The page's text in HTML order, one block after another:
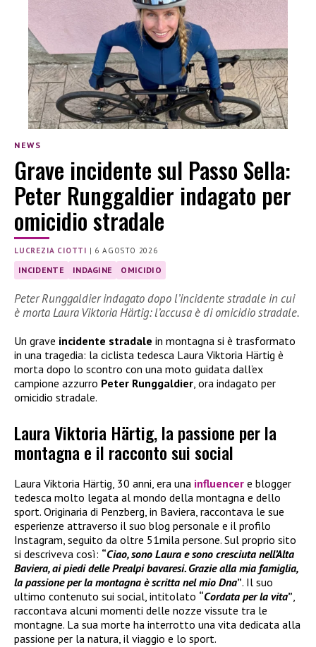
NEWS
Grave incidente sul Passo Sella:
Peter Runggaldier indagato per
omicidio stradale
LUCREZIA CIOTTI | 6 AGOSTO 2026
INCIDENTE INDAGINE OMICIDIO
Peter Runggaldier indagato dopo l’incidente stradale in cui
è morta Laura Viktoria Härtig: l’accusa è di omicidio stradale.
Un grave incidente stradale in montagna si è trasformato
in una tragedia: la ciclista tedesca Laura Viktoria Härtig è
morta dopo lo scontro con una moto guidata dall’ex
campione azzurro Peter Runggaldier , ora indagato per
omicidio stradale.
Laura Viktoria Härtig, la passione per la
montagna e il racconto sui social
Laura Viktoria Härtig, 30 anni, era una influencer e blogger
tedesca molto legata al mondo della montagna e dello
sport. Originaria di Penzberg, in Baviera, raccontava le sue
esperienze attraverso il suo blog personale e il profilo
Instagram, seguito da oltre 51mila persone. Sul proprio sito
si descriveva così: “Ciao, sono Laura e sono cresciuta nell’Alta
Baviera, ai piedi delle Prealpi bavaresi. Grazie alla mia famiglia,
la passione per la montagna è scritta nel mio Dna”. Il suo
ultimo contenuto sui social, intitolato “Cordata per la vita”,
raccontava alcuni momenti delle nozze vissute tra le
montagne. La sua morte ha interrotto una vita dedicata alla
passione per la natura, il viaggio e lo sport.